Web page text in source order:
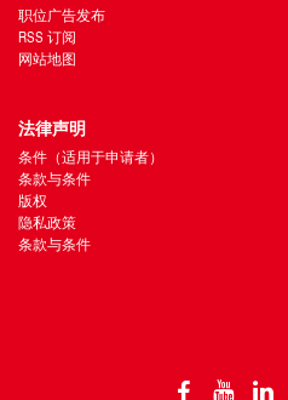
职位广告发布
RSS 订阅
网站地图
法律声明
条件（适用于申请者）
条款与条件
版权
隐私政策
条款与条件